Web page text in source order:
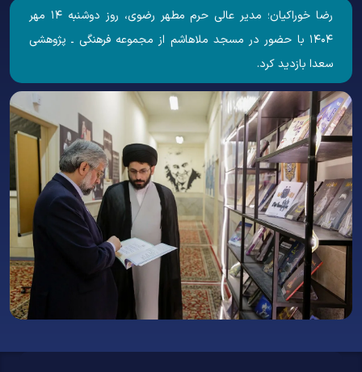
رضا خوراکیان؛ مدیر عالی حرم مطهر رضوی، روز دوشنبه ۱۴ مهر
۱۴۰۴ با حضور در مسجد ملاهاشم از مجموعه فرهنگی ـ پژوهشی
سعدا بازدید کرد.